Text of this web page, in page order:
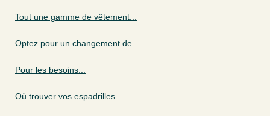
Tout une gamme de vêtement...
Optez pour un changement de...
Pour les besoins...
Où trouver vos espadrilles...